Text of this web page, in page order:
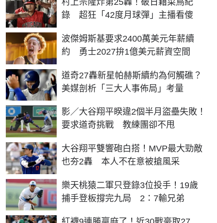
村上宗隆炸第25轟！破日籍菜鳥紀
錄 超狂「42度月球彈」主播看傻
波傑姆斯基要求2400萬美元年薪續
約 勇士2027拚1億美元薪資空間
道奇27轟新星帕赫斯續約為何觸礁？
美媒剖析「三大人事佈局」考量
影／大谷翔平睽違2個半月盜壘失敗！
要求道奇挑戰 教練團卻不甩
大谷翔平雙響砲白搭！MVP最大勁敵
也夯2轟 本人不在意被搶風采
樂天桃猿二軍只登錄3位投手！19歲
捕手登板撐完九局 2：7輸兄弟